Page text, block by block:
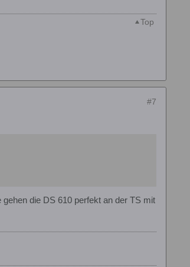
Top
#7
die DS 610 perfekt an der TS mit